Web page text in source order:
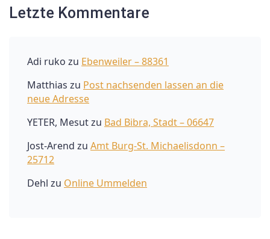
Letzte Kommentare
Adi ruko zu Ebenweiler – 88361
Matthias zu Post nachsenden lassen an die
neue Adresse
YETER, Mesutzu Bad Bibra, Stadt – 06647
Jost-Arend zu Amt Burg-St. Michaelisdonn –
25712
Dehl zu Online Ummelden